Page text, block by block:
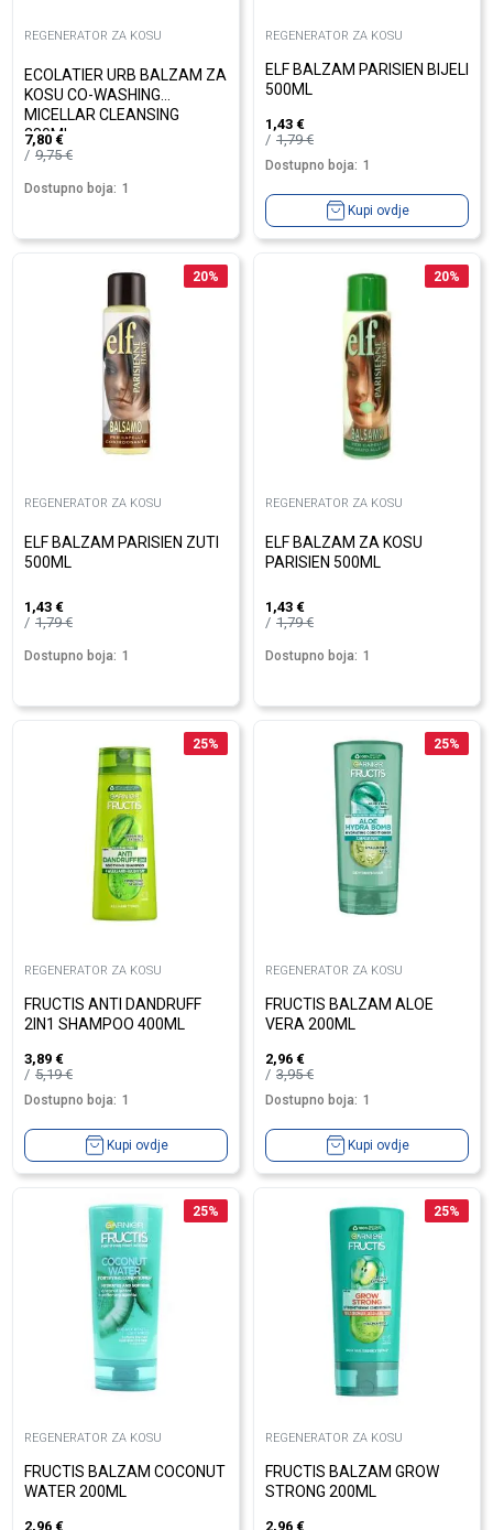
REGENERATOR ZA KOSU
ECOLATIER URB BALZAM ZA
KOSU CO-WASHING
MICELLAR CLEANSING
380ML
7,80 €
9,75€
Dostupno boja: 1
REGENERATOR ZA KOSU
ELF BALZAM PARISIEN BIJELI
500ML
1,43 €
1,79€
Dostupno boja: 1
Kupi ovdje
20%
REGENERATOR ZA KOSU
ELF BALZAM PARISIEN ZUTI
500ML
1,43 €
1,79€
Dostupno boja: 1
20%
REGENERATOR ZA KOSU
ELF BALZAM ZA KOSU
PARISIEN 500ML
1,43 €
1,79€
Dostupno boja: 1
25%
REGENERATOR ZA KOSU
FRUCTIS ANTI DANDRUFF
2IN1 SHAMPOO 400ML
3,89 €
5,19€
Dostupno boja: 1
Kupi ovdje
25%
REGENERATOR ZA KOSU
FRUCTIS BALZAM ALOE
VERA 200ML
2,96 €
3,95€
Dostupno boja: 1
Kupi ovdje
25%
REGENERATOR ZA KOSU
FRUCTIS BALZAM COCONUT
WATER 200ML
2,96 €
25%
REGENERATOR ZA KOSU
FRUCTIS BALZAM GROW
STRONG 200ML
2,96 €